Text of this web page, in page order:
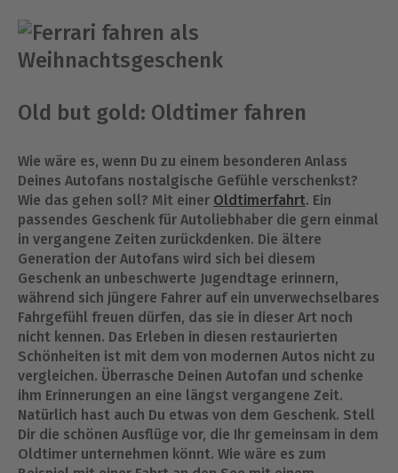
Old but gold: Oldtimer fahren
Wie wäre es, wenn Du zu einem besonderen Anlass
Deines Autofans nostalgische Gefühle verschenkst?
Wie das gehen soll? Mit einer Oldtimerfahrt. Ein
passendes Geschenk für Autoliebhaber die gern einmal
in vergangene Zeiten zurückdenken. Die ältere
Generation der Autofans wird sich bei diesem
Geschenk an unbeschwerte Jugendtage erinnern,
während sich jüngere Fahrer auf ein unverwechselbares
Fahrgefühl freuen dürfen, das sie in dieser Art noch
nicht kennen. Das Erleben in diesen restaurierten
Schönheiten ist mit dem von modernen Autos nicht zu
vergleichen. Überrasche Deinen Autofan und schenke
ihm Erinnerungen an eine längst vergangene Zeit.
Natürlich hast auch Du etwas von dem Geschenk. Stell
Dir die schönen Ausflüge vor, die Ihr gemeinsam in dem
Oldtimer unternehmen könnt. Wie wäre es zum